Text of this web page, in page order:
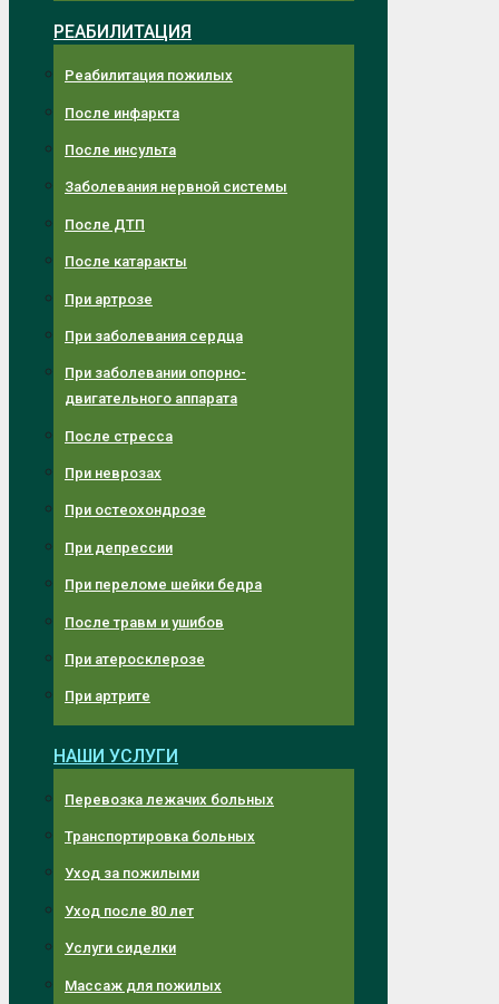
РЕАБИЛИТАЦИЯ
Реабилитация пожилых
После инфаркта
После инсульта
Заболевания нервной системы
После ДТП
После катаракты
При артрозе
При заболевания сердца
При заболевании опорно-
двигательного аппарата
После стресса
При неврозах
При остеохондрозе
При депрессии
При переломе шейки бедра
После травм и ушибов
При атеросклерозе
При артрите
НАШИ УСЛУГИ
Перевозка лежачих больных
Транспортировка больных
Уход за пожилыми
Уход после 80 лет
Услуги сиделки
Массаж для пожилых